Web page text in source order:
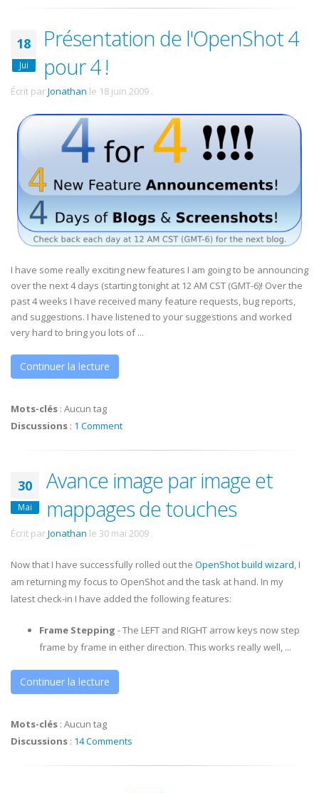
18
Jui
Présentation de l'OpenShot 4
pour 4 !
Écrit parJonathan le 18 juin 2009 .
I have some really exciting new features I am going to be announcing
over the next 4 days (starting tonight at 12 AM CST (GMT-6)! Over the
past 4 weeks I have received many feature requests, bug reports,
and suggestions. I have listened to your suggestions and worked
very hard to bring you lots of ...
Continuer la lecture
Mots-clés : Aucun tag
Discussions : 1 Comment
30
Mai
Avance image par image et
mappages de touches
Écrit parJonathan le 30 mai 2009 .
Now that I have successfully rolled out the OpenShot build wizard, I
am returning my focus to OpenShot and the task at hand. In my
latest check-in I have added the following features:
Frame Stepping - The LEFT and RIGHT arrow keys now step
frame by frame in either direction. This works really well, ...
Continuer la lecture
Mots-clés : Aucun tag
Discussions : 14 Comments